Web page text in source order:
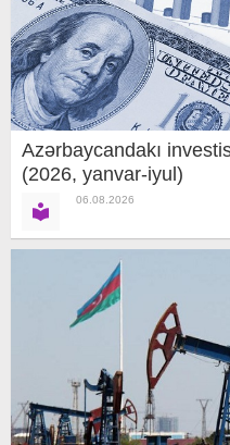
Azərbaycandakı
(2026, yanvar-iyul)
06.08.2026